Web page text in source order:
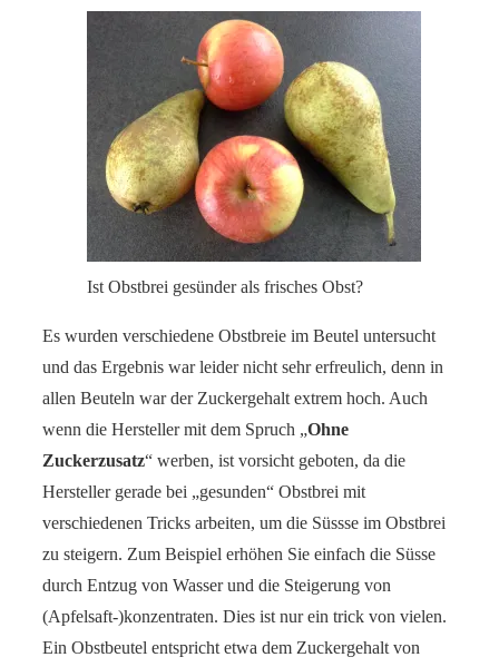
Ist Obstbrei gesünder als frisches Obst?
Es wurden verschiedene Obstbreie im Beutel untersucht
und das Ergebnis war leider nicht sehr erfreulich, denn in
allen Beuteln war der Zuckergehalt extrem hoch. Auch
wenn die Hersteller mit dem Spruch „Ohne
Zuckerzusatz“ werben, ist vorsicht geboten, da die
Hersteller gerade bei „gesunden“ Obstbrei mit
verschiedenen Tricks arbeiten, um die Süssse im Obstbrei
zu steigern. Zum Beispiel erhöhen Sie einfach die Süsse
durch Entzug von Wasser und die Steigerung von
(Apfelsaft-)konzentraten. Dies ist nur ein trick von vielen.
Ein Obstbeutel entspricht etwa dem Zuckergehalt von